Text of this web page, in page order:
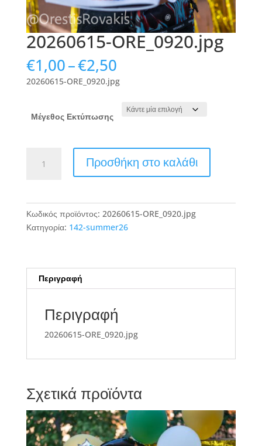
20260615-ORE_0920.jpg
€1,00–€2,50Price
range:
€1,00
through
€2,50
20260615-ORE_0920.jpg
Μέγεθος Εκτύπωσης
ORE_0920.jpg
Προσθήκη στο καλάθι
Κωδικός προϊόντος: 20260615-ORE_0920.jpg
Κατηγορία: 142-summer26
Περιγραφή
Περιγραφή
20260615-ORE_0920.jpg
Σχετικά προϊόντα